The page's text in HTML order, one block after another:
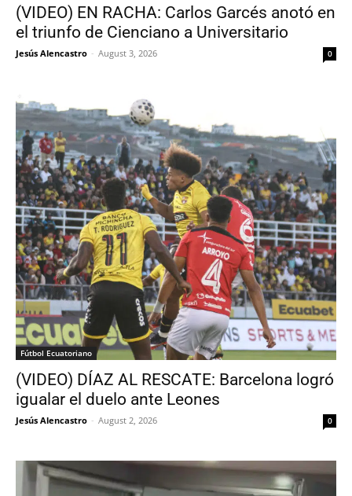
(VIDEO) EN RACHA: Carlos Garcés anotó en
el triunfo de Cienciano a Universitario
Jesús Alencastro - August 3, 2026 0
Fútbol Ecuatoriano
(VIDEO) DÍAZ AL RESCATE: Barcelona logró
igualar el duelo ante Leones
Jesús Alencastro - August 2, 2026 0